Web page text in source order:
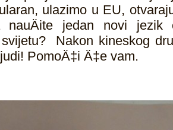
ulazimo u EU,
jedan novi jezik
Nakon kineskog
PomoÄ‡i Ä‡e vam.